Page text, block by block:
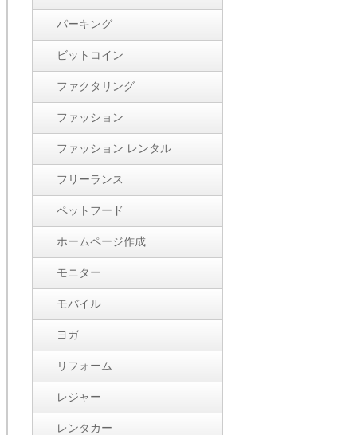
パーキング
ビットコイン
ファクタリング
ファッション
ファッション レンタル
フリーランス
ペットフード
ホームページ作成
モニター
モバイル
ヨガ
リフォーム
レジャー
レンタカー